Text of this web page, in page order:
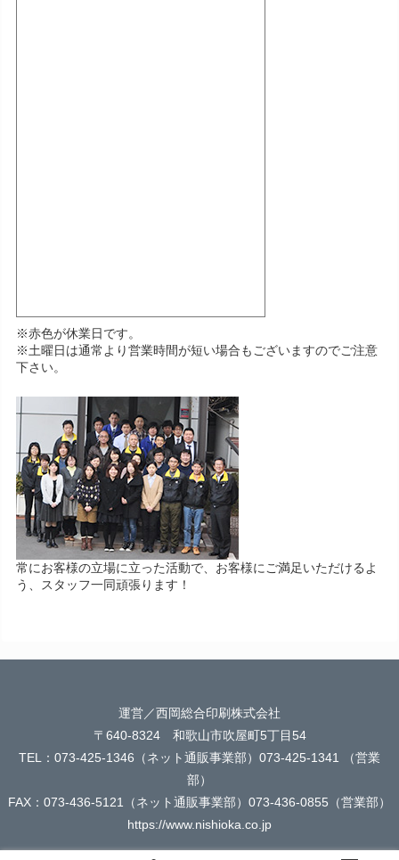
※赤色が休業日です。
※土曜日は通常より営業時間が短い場合もございますのでご注意
下さい。
常にお客様の立場に立った活動で、お客様にご満足いただけるよ
う、スタッフ一同頑張ります！
運営／西岡総合印刷株式会社
〒640-8324 和歌山市吹屋町5丁目54
TEL：073-425-1346（ネット通販事業部）073-425-1341 （営業
部）
FAX：073-436-5121（ネット通販事業部）073-436-0855（営業部）
https://www.nishioka.co.jp